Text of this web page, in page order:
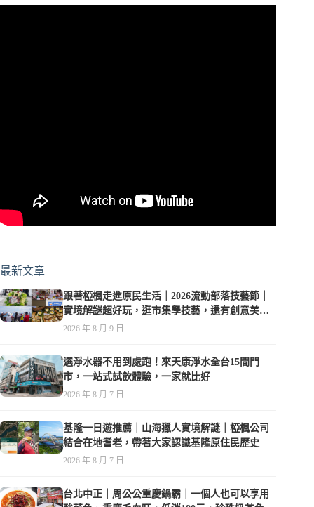
最新文章
跟著椏楓走進原民生活｜2026流動部落技藝節｜
實境解謎超好玩，逛市集學技藝，還有創意美食
可以品嚐
2026 年 8 月 9 日
選淨水器不用到處跑！來天康淨水全台15間門
市，一站式試飲體驗，一家就比好
2026 年 8 月 7 日
基隆一日遊推薦｜山海獵人實境解謎｜椏楓公司
結合在地耆老，帶著大家認識基隆原住民歷史
2026 年 8 月 7 日
台北中正｜周公公重慶鍋霸｜一個人也可以享用